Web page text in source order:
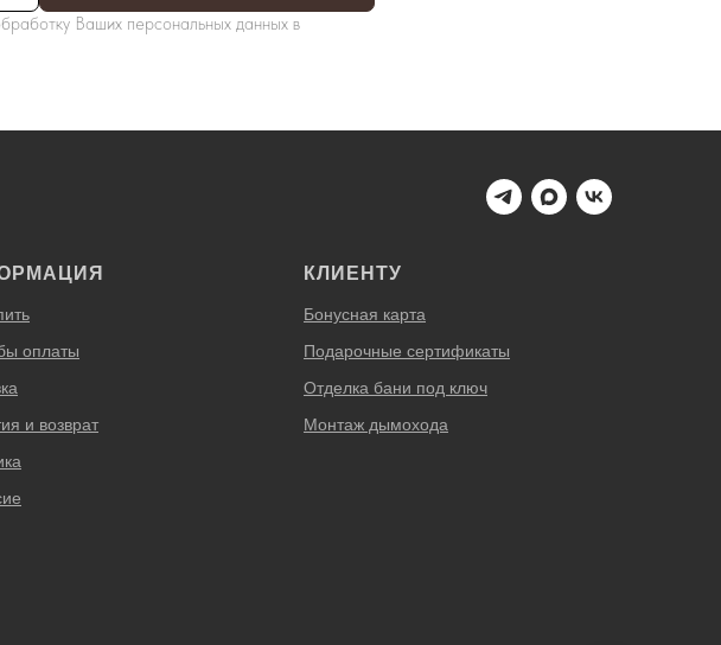
Ваших персональных данных в
оплаты
и возврат
КЛИЕНТУ
Бонусная карта
Подарочные сертификаты
Отделка бани под ключ
Монтаж дымохода